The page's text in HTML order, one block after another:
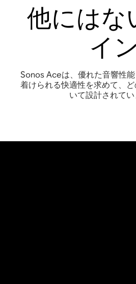
他にはな
イン
Sonos Aceは、優れた音響性
着けられる快適性を求めて、
いて設計されてい